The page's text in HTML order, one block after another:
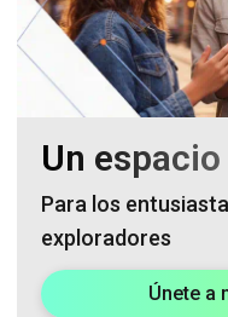
Un
Para los
exploradores
Únete a